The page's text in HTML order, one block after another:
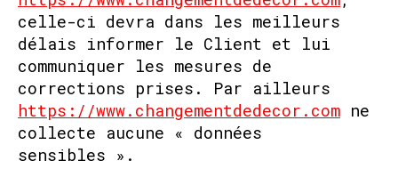
celle-ci devra dans les meilleurs
délais informer le Client et lui
communiquer les mesures de
corrections prises. Par ailleurs
https://www.changementdedecor.com ne
collecte aucune « données
sensibles ».